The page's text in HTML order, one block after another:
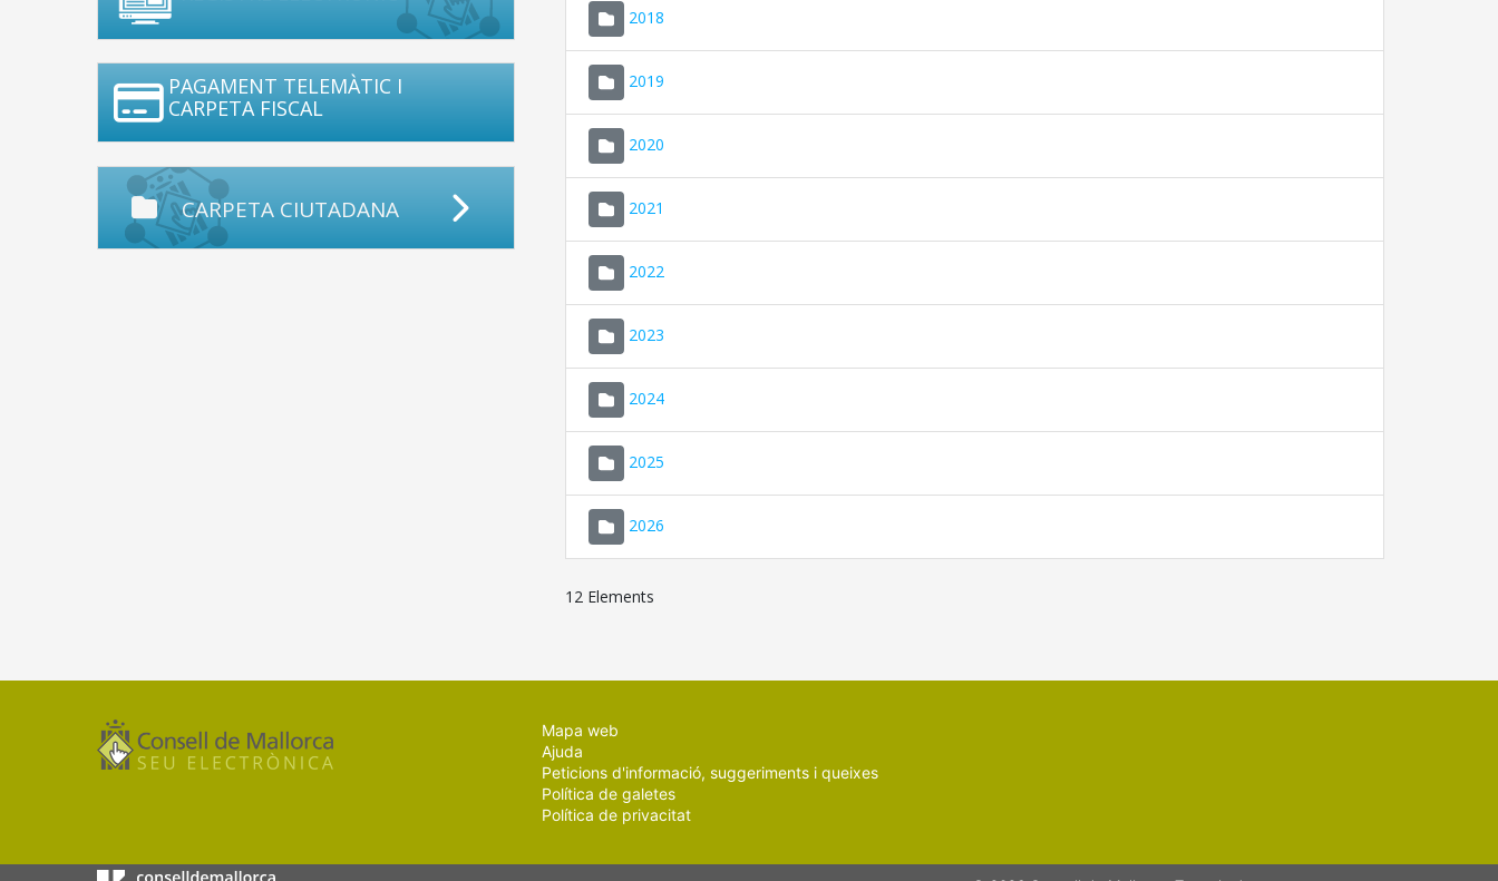
PAGAMENT TELEMÀTIC I
CARPETA FISCAL
CARPETA CIUTADANA
2018
2019
2020
2021
2022
2023
2024
2025
2026
12 Elements
Mapa web
Ajuda
Peticions d'informació, suggeriments i queixes
Política de galetes
Política de privacitat